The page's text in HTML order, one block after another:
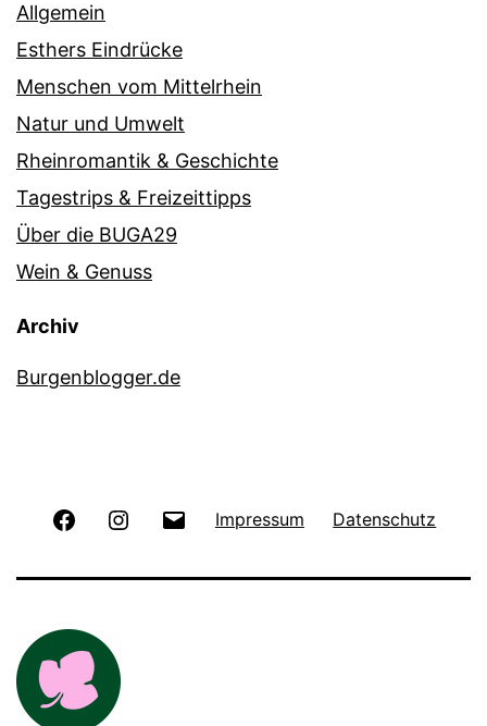
Allgemein
Esthers Eindrücke
Menschen vom Mittelrhein
Natur und Umwelt
Rheinromantik & Geschichte
Tagestrips & Freizeittipps
Über die BUGA29
Wein & Genuss
Archiv
Burgenblogger.de
FacebookInstagram Impressum Datenschutz